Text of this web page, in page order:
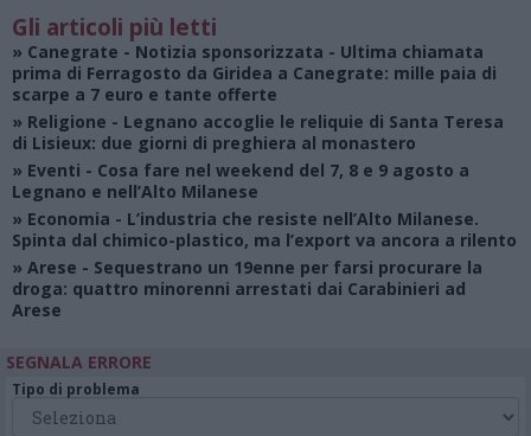
Gli articoli più letti
» Canegrate - Notizia sponsorizzata - Ultima chiamata
prima di Ferragosto da Giridea a Canegrate: mille paia di
scarpe a 7 euro e tante offerte
» Religione - Legnano accoglie le reliquie di Santa Teresa
di Lisieux: due giorni di preghiera al monastero
» Eventi - Cosa fare nel weekend del 7, 8 e 9 agosto a
Legnano e nell’Alto Milanese
» Economia - L’industria che resiste nell’Alto Milanese.
Spinta dal chimico-plastico, ma l’export va ancora a rilento
» Arese - Sequestrano un 19enne per farsi procurare la
droga: quattro minorenni arrestati dai Carabinieri ad
Arese
SEGNALA ERRORE
Tipo di problema